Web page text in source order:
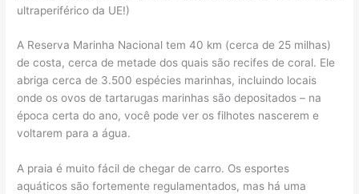
ultraperiférico da UE!)
A Reserva Marinha Nacional tem 40 km (cerca de 25 milhas)
de costa, cerca de metade dos quais são recifes de coral. Ele
abriga cerca de 3.500 espécies marinhas, incluindo locais
onde os ovos de tartarugas marinhas são depositados – na
época certa do ano, você pode ver os filhotes nascerem e
voltarem para a água.
A praia é muito fácil de chegar de carro. Os esportes
aquáticos são fortemente regulamentados, mas há uma